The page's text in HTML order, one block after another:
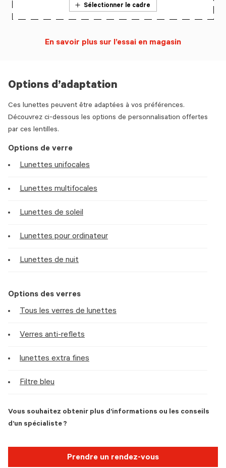
Options d’adaptation
Ces lunettes peuvent être adaptées à vos préférences.
Découvrez ci-dessous les options de personnalisation offertes
par ces lentilles.
Options de verre
Lunettes unifocales
Lunettes multifocales
Lunettes de soleil
Lunettes pour ordinateur
Lunettes de nuit
Options des verres
Tous les verres de lunettes
Verres anti-reflets
lunettes extra fines
Filtre bleu
Vous souhaitez obtenir plus d’informations ou les conseils
d’un spécialiste ?
Prendre un rendez-vous
Sélectionner le cadre
En savoir plus sur l’essai en magasin